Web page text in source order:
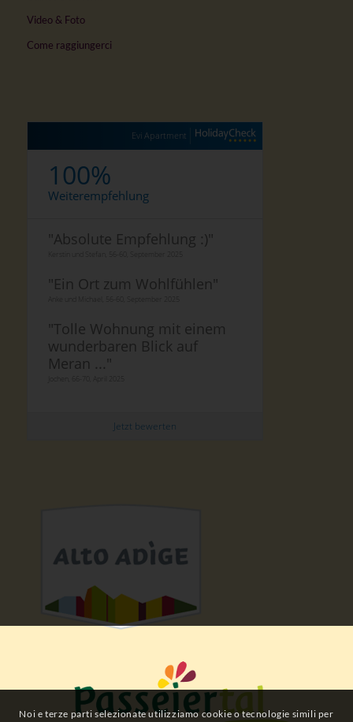
Video & Foto
Come raggiungerci
Evi Apartment
100%
Weiterempfehlung
"Absolute Empfehlung :) "
"Ein Ort zum Wohlfühlen "
"Tolle Wohnung mit einem
wunderbaren Blick auf
Meran ... "
Jetzt bewerten
Noi e terze parti selezionate utilizziamo cookie o tecnologie simili per